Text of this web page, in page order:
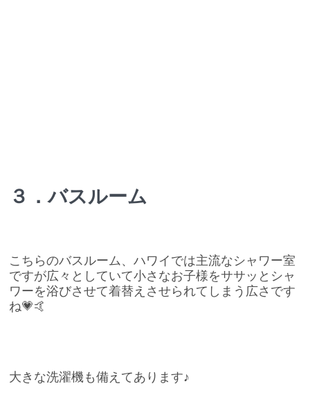
３．バスルーム
こちらのバスルーム、ハワイでは主流なシャワー室
ですが広々としていて小さなお子様をササッとシャ
ワーを浴びさせて着替えさせられてしまう広さです
ね💗🤙
大きな洗濯機も備えてあります♪